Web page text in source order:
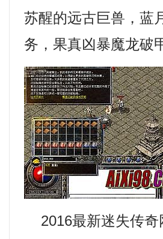
苏醒的远古巨兽，蓝
务，果真凶暴魔龙破
2016最新迷失传奇